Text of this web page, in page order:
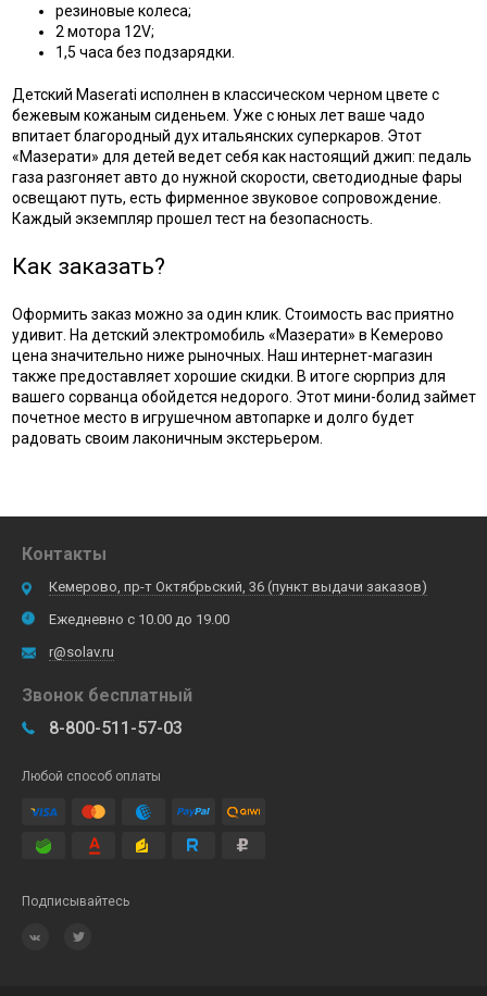
резиновые колеса;
2 мотора 12V;
1,5 часа без подзарядки.
Детский Maserati исполнен в классическом черном цвете с
бежевым кожаным сиденьем. Уже с юных лет ваше чадо
впитает благородный дух итальянских суперкаров. Этот
«Мазерати» для детей ведет себя как настоящий джип: педаль
газа разгоняет авто до нужной скорости, светодиодные фары
освещают путь, есть фирменное звуковое сопровождение.
Каждый экземпляр прошел тест на безопасность.
Как заказать?
Оформить заказ можно за один клик. Стоимость вас приятно
удивит. На детский электромобиль «Мазерати» в Кемерово
цена значительно ниже рыночных. Наш интернет-магазин
также предоставляет хорошие скидки. В итоге сюрприз для
вашего сорванца обойдется недорого. Этот мини-болид займет
почетное место в игрушечном автопарке и долго будет
радовать своим лаконичным экстерьером.
Контакты
Кемерово, пр-т Октябрьский, 36 (пункт выдачи заказов)
Ежедневно с 10.00 до 19.00
r@solav.ru
Звонок бесплатный
8-800-511-57-03
Любой способ оплаты
Подписывайтесь